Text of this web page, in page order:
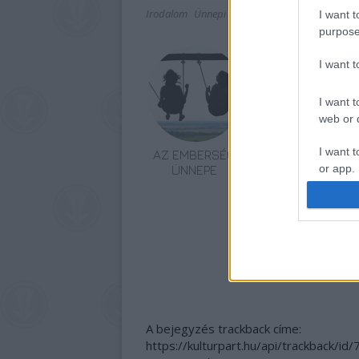
I want
I want
I want
web or
I want
or app.
I want
Irodalom Ünnepi Könyvhét
AZ EMBERSÉG
ÜNNEPE
VECSEI H.
MIKLÓS A
ZSÁMBÉKI NYÁRI
A bejegyzés trackback címe:
https://kulturpart.hu/api/trackback/id/